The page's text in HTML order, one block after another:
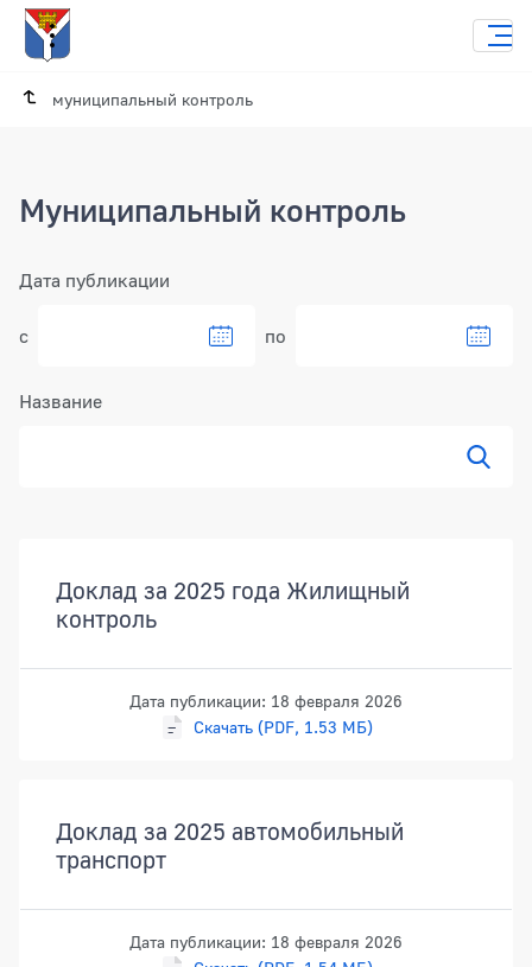
муниципальный контроль
Муниципальный контроль
Дата публикации
с по
Название
Доклад за 2025 года Жилищный
контроль
Дата публикации: 18 февраля 2026
Скачать (PDF, 1.53 МБ)
Доклад за 2025 автомобильный
транспорт
Дата публикации: 18 февраля 2026